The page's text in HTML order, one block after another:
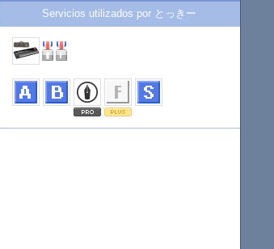
Servicios utilizados por とっきー